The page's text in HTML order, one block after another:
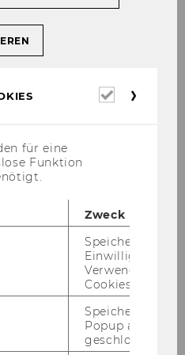
und Lern­räu­me
syn­chro­ne Prä­senz
und das da­durch ge­
undAk­ti­vi­tät, d. h. die
für eine
Funktion
Zweck
Speichert Ihre
Einwilligung zur
Verwendung von
Cookies.
Speichert ob ein
Popup
geschlossen